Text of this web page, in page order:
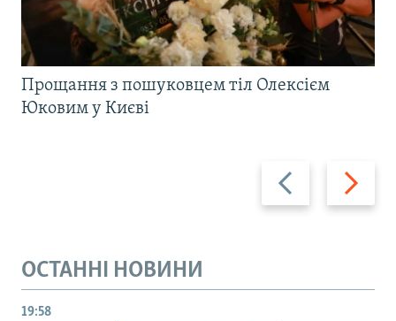
Назад Вперед
Прощання з пошуковцем тіл Олексієм
Юковим у Києві
ОСТАННІ НОВИНИ
19:58